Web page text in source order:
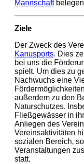
Mannschaftbelegen
Ziele
Der Zweck des
Kanusports. Dies
bei uns die
spielt. Um dies zu
Nachwuchs eine
außerdem zu den
Naturschutzes.
Fließgewässer in
Anliegen des
Vereinsaktivitäten
sozialen Bereich,
Veranstaltungen
statt.